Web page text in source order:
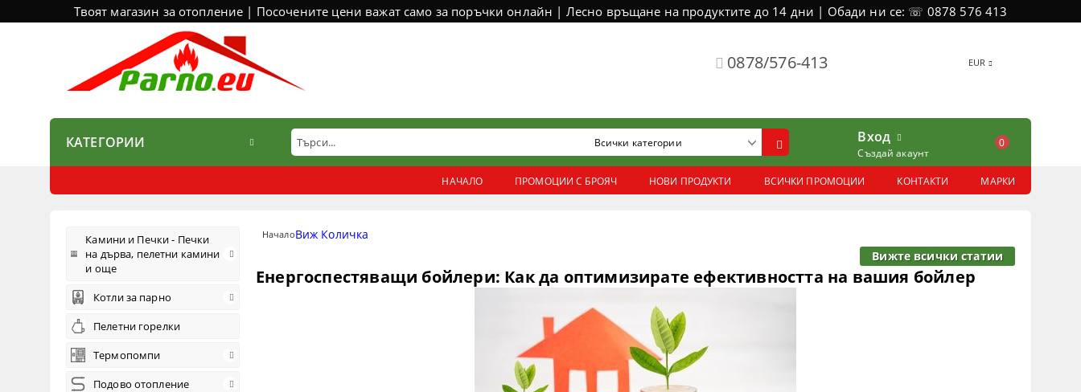
Твоят магазин за отопление | Посочените цени важат само за поръчки онлайн | Лесно връщане на продуктите до 14 дни | Обади ни се: ☏ 0878 576 413
0878/576-413 EUR
КАТЕГОРИИ Вход
Създай акаунт
0
НАЧАЛО ПРОМОЦИИ С БРОЯЧ НОВИ ПРОДУКТИ ВСИЧКИ ПРОМОЦИИ КОНТАКТИ МАРКИ
Камини и Печки - Печки
на дърва, пелетни камини
и още
Котли за парно
Пелетни горелки
Термопомпи
Подово отопление
НачалоВиж Количка
Вижте всички статии
Енергоспестяващи бойлери: Как да оптимизирате ефективността на вашия бойлер